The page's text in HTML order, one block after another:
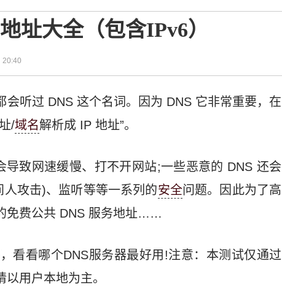
址大全（包含IPv6）
20:40
会听过 DNS 这个名词。因为 DNS 它非常重要，在
/域名解析成 IP 地址”。
致网速缓慢、打不开网站;一些恶意的 DNS 还会
攻击)、监听等等一系列的安全问题。因此为了高
免费公共 DNS 服务地址……
看看哪个DNS服务器最好用!注意：本测试仅通过
用户本地为主。